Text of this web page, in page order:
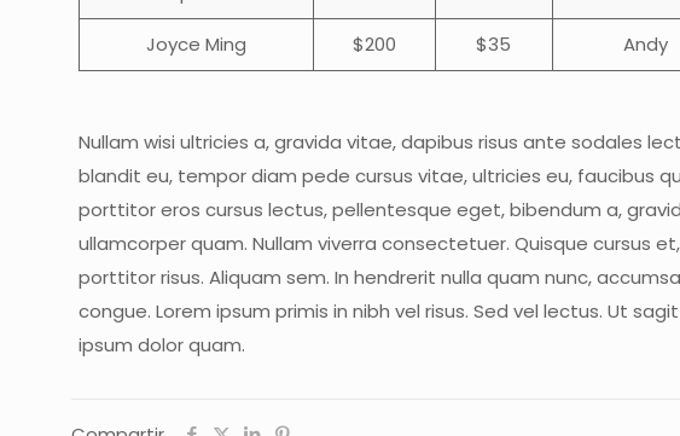
Joyce Ming $200 $35 Andy
Nullam wisi ultricies a, gravida vitae, dapibus risus ante sodales
blandit eu, tempor diam pede cursus vitae, ultricies eu, faucibus
porttitor eros cursus lectus, pellentesque eget, bibendum a,
ullamcorper quam. Nullam viverra consectetuer. Quisque cursus et,
porttitor risus. Aliquam sem. In hendrerit nulla quam nunc,
congue. Lorem ipsum primis in nibh vel risus. Sed vel lectus. Ut
ipsum dolor quam.